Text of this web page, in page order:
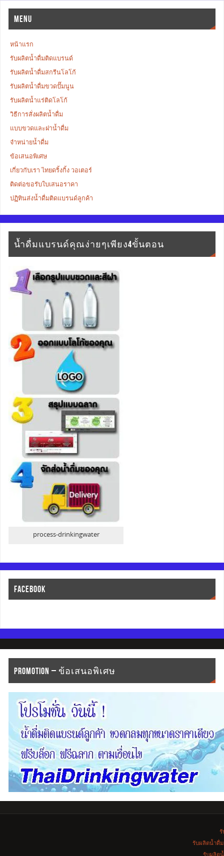
MENU
หน้าแรก
รับผลิตน้ำดื่มติดแบรนด์
รับผลิตน้ำดื่มสกรีนโลโก้
รับผลิตน้ำดื่มขวดปั๊มนูน
รับผลิตน้ำแร่ติดโลโก้
วิธีการสั่งผลิตน้ำดื่ม
แบบขวดและฝาน้ำดื่ม
จำหน่ายน้ำดื่ม
ข้อเสนอพิเศษ
เกี่ยวกับเรา ไทยดริ้งกิ้ง วอเตอร์
ติดต่อขอรับใบเสนอราคา
ปฏิทินส่งน้ำดื่มติดแบรนด์ลูกค้า
น้ำดื่มแบรนด์คุณง่ายๆเพียง4ขั้นตอน
process-drinkingwater
FACEBOOK
PROMOTION – ข้อเสนอพิเศษ
รับผลิตน้ำดื่
รับผลิต